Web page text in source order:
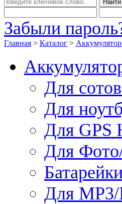
Забыли
Главная > Каталог >
Для
Для
Для GPS
Для
Для MP3/